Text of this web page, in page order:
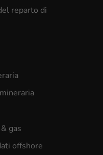
reparto di
gas
offshore